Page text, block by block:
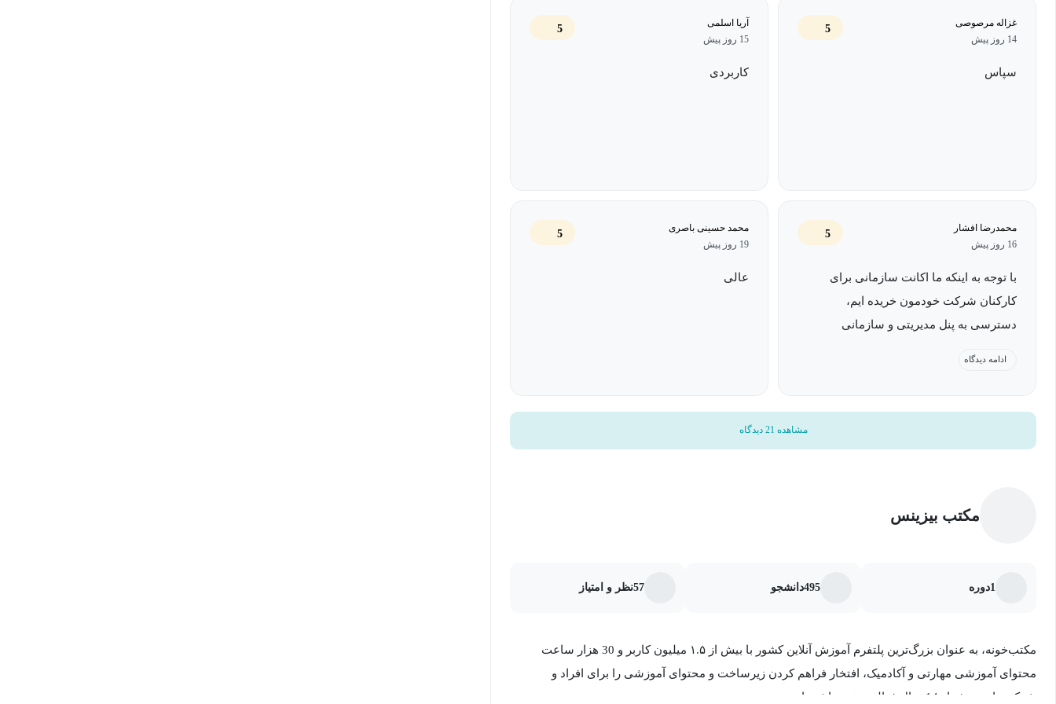
در پایان دوره، می‌آموزید که چگونه از پنل مکتب بیزینس برای تحقق اهداف کلان آموزشی و توسعه‌ای سازمان
غزاله مرصوصی
14 روز پیش
5
سپاس
آریا اسلمی
15 روز پیش
5
کاربردی
محمدرضا افشار
16 روز پیش
5
با توجه به اینکه ما اکانت سازمانی برای
کارکنان شرکت خودمون خریده ایم،
دسترسی به پنل مدیریتی و سازمانی
ادامه دیدگاه
محمد حسینی باصری
19 روز پیش
5
عالی
مشاهده 21 دیدگاه
مکتب بیزینس
1دوره 495دانشجو 57نظر و امتیاز
مکتب‌خونه، به‌ عنوان بزرگ‌ترین پلتفرم آموزش آنلاین کشور با بیش از ۱.۵ میلیون کاربر و 30 هزار ساعت
محتوای آموزشی مهارتی و آکادمیک، افتخار فراهم کردن زیرساخت و محتوای آموزشی را برای افراد و
شرکت‌ها در بیش از 14 سال فعالیت خود داشته است.